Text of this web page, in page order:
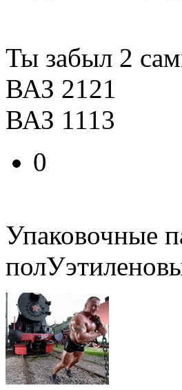
Ты забыл 2
ВАЗ 2121
ВАЗ 1113
0
Упаковочные